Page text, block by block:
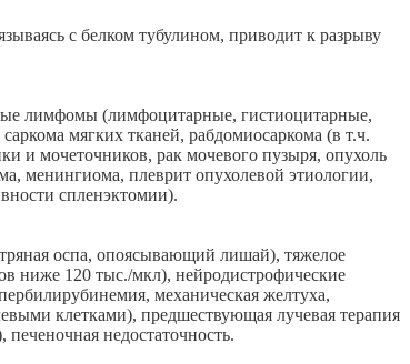
с белком тубулином, приводит к разрыву
лимфомы (лимфоцитарные, гистиоцитарные,
мягких тканей, рабдомиосаркома (в т.ч.
и мочеточников, рак мочевого пузыря, опухоль
менингиома, плеврит опухолевой этиологии,
спленэктомии).
оспа, опоясывающий лишай), тяжелое
ниже 120 тыс./мкл), нейродистрофические
механическая желтуха,
клетками), предшествующая лучевая терапия
недостаточность.